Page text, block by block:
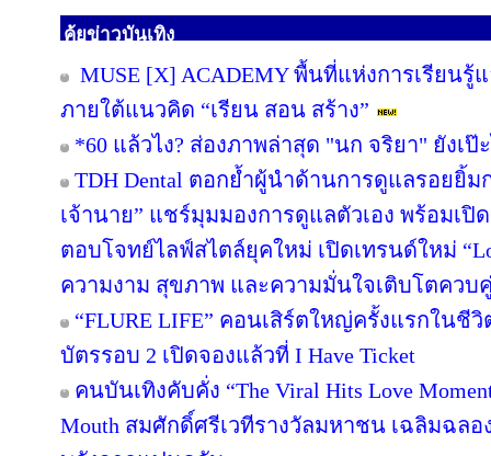
คุ้ยข่าวบันเทิง
MUSE [X] ACADEMY พื้นที่แห่งการเรียน
ภายใต้แนวคิด “เรียน สอน สร้าง”
*60 แล้วไง? ส่องภาพล่าสุด "นก จริยา" ยังเ
TDH Dental ตอกย้ำผู้นำด้านการดูแลรอยยิ้ม
เจ้านาย” แชร์มุมมองการดูแลตัวเอง พร้อมเ
ตอบโจทย์ไลฟ์สไตล์ยุคใหม่ เปิดเทรนด์ใหม่
ความงาม สุขภาพ และความมั่นใจเติบโตควบ
“FLURE LIFE” คอนเสิร์ตใหญ่ครั้งแรกใน
บัตรรอบ 2 เปิดจองแล้วที่ I Have Ticket
คนบันเทิงคับคั่ง “The Viral Hits Love
Mouth สมศักดิ์ศรีเวทีรางวัลมหาชน เฉลิมฉล